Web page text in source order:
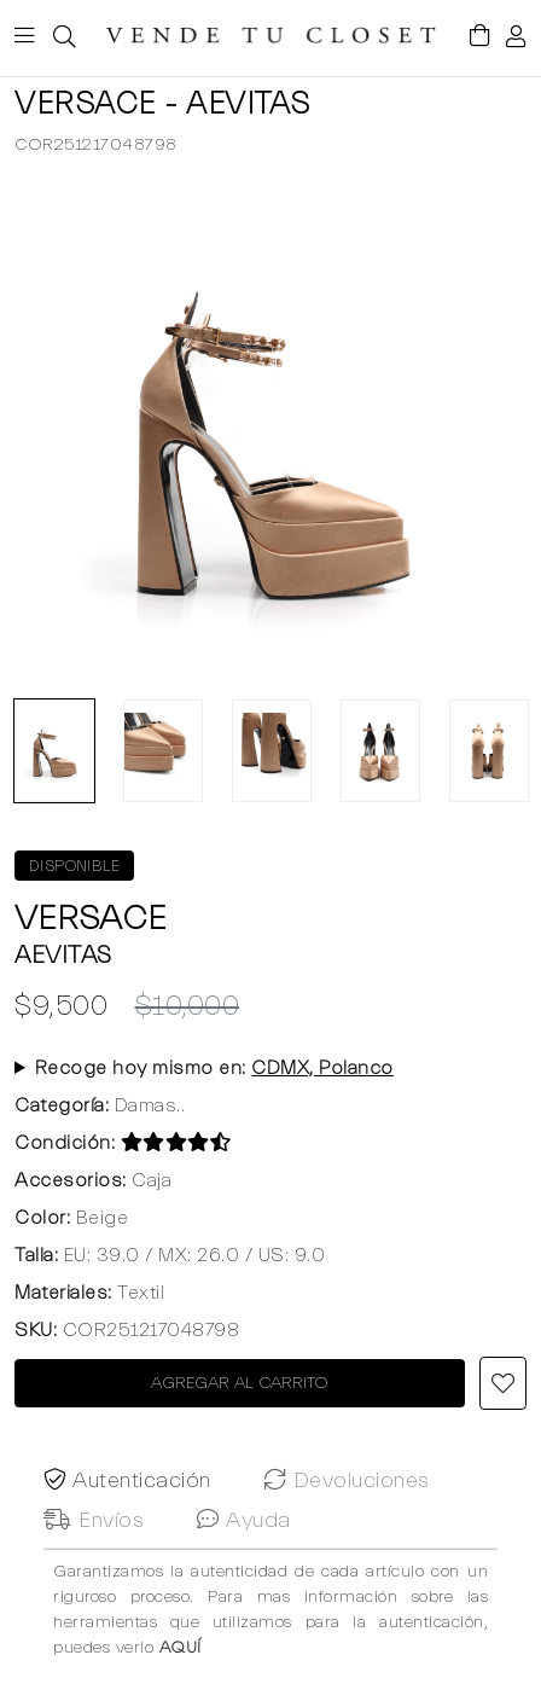
VERSACE - AEVITAS
COR251217048798
DISPONIBLE
VERSACE
AEVITAS
$9,500 $10,000
Recoge hoy mismo en: CDMX, Polanco
Categoría: Damas..
Condición:
Accesorios: Caja
Color: Beige
Talla: EU: 39.0 / MX: 26.0 / US: 9.0
Materiales: Textil
SKU: COR251217048798
AGREGAR AL CARRITO
Autenticación
Devoluciones
Envíos
Ayuda
Garantizamos la autenticidad de cada artículo con un
riguroso proceso. Para mas información sobre las
herramientas que utilizamos para la autenticación,
puedes verlo AQUÍ